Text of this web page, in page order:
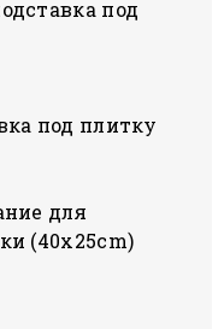
под
под плитку
для
(40x25cm)